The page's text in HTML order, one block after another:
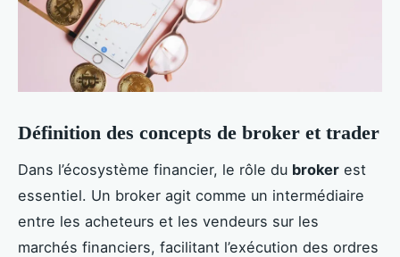
Définition des concepts de broker et trader
Dans l’écosystème financier, le rôle du broker est
essentiel. Un broker agit comme un intermédiaire
entre les acheteurs et les vendeurs sur les
marchés financiers, facilitant l’exécution des ordres